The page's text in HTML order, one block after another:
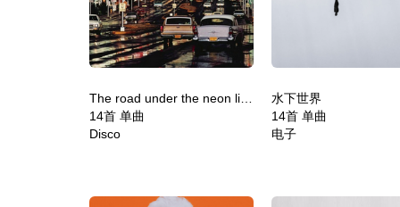
14首 单曲
Disco
水下世界
14首 单曲
电子